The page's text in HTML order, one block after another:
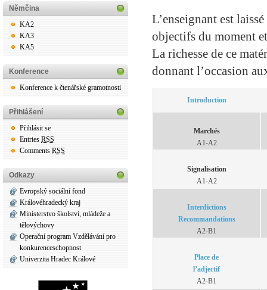
Němčina
KA2
KA3
KA5
Konference
Konference k čtenářské gramotnosti
Přihlášení
Přihlásit se
Entries RSS
Comments RSS
Odkazy
Evropský sociální fond
Královéhradecký kraj
Ministerstvo školství, mládeže a
tělovýchovy
Operační program Vzdělávání pro
konkurenceschopnost
Univerzita Hradec Králové
L’enseignant est
objectifs du moment
La richesse de ce
donnant l’occasion
Introduction
Marchés
A1-A2
Signalisation
A1-A2
Interdictions
Recommandations
A2-B1
Place de
l’adjectif
A2-B1